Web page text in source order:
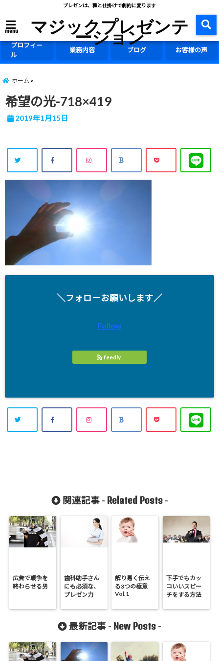
プレゼンは、種と仕掛けで劇的に変ります
menu マジックプレゼンテ
ーション
プロフィー
ル
業務内容 ブログ お客様の声
ホーム
希望の光-718×419
2019年1月15日
＼フォローお願いします／
Follow
feedly
関連記事 - Related Posts-
広告で戦争を
終わらせる男
歯科助手さん
にも必須な、
プレゼン力
解り易く伝え
る3つの極意
Vol.1
下手でもカッ
コいいスピー
チをする方法
最新記事 - New Posts -